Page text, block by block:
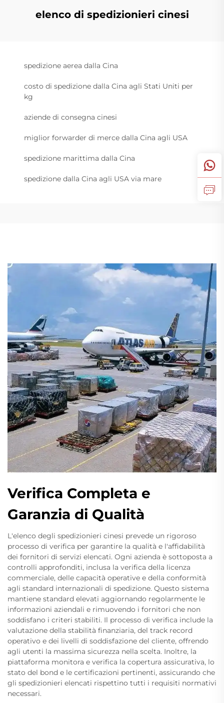
elenco di spedizionieri cinesi
spedizione aerea dalla Cina
costo di spedizione dalla Cina agli Stati Uniti per
kg
aziende di consegna cinesi
miglior forwarder di merce dalla Cina agli USA
spedizione marittima dalla Cina
spedizione dalla Cina agli USA via mare
Verifica Completa e
Garanzia di Qualità
L'elenco degli spedizionieri cinesi prevede un rigoroso
processo di verifica per garantire la qualità e l'affidabilità
dei fornitori di servizi elencati. Ogni azienda è sottoposta a
controlli approfonditi, inclusa la verifica della licenza
commerciale, delle capacità operative e della conformità
agli standard internazionali di spedizione. Questo sistema
mantiene standard elevati aggiornando regolarmente le
informazioni aziendali e rimuovendo i fornitori che non
soddisfano i criteri stabiliti. Il processo di verifica include la
valutazione della stabilità finanziaria, del track record
operativo e dei livelli di soddisfazione del cliente, offrendo
agli utenti la massima sicurezza nella scelta. Inoltre, la
piattaforma monitora e verifica la copertura assicurativa, lo
stato del bond e le certificazioni pertinenti, assicurando che
gli spedizionieri elencati rispettino tutti i requisiti normativi
necessari.